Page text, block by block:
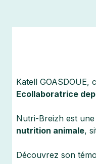
Katell GOASDOUE,
Ecollaboratrice
Nutri-Breizh est
nutrition animale,
Découvrez son